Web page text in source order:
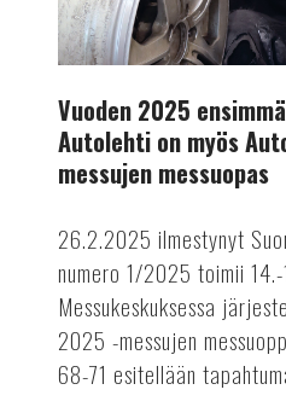
2025
-
messuopas
Vuoden 2025
Autolehti on myös
messujen messuopas
26.2.2025 ilmestynyt
numero 1/2025 toimii
Messukeskuksessa
2025 -messujen
68-71 esitellään